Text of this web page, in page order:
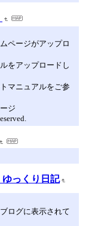
ページがアップロ
をアップロードし
マニュアルをご参
ジ
っくり日記
ログに表示されて